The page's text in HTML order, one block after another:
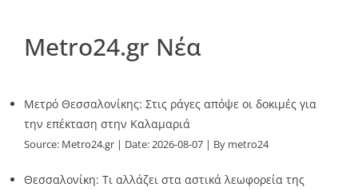
Metro24.gr Νέα
Μετρό Θεσσαλονίκης: Στις ράγες απόψε οι δοκιμές για
την επέκταση στην Καλαμαριά
Source: Metro24.gr Date: 2026-08-07 By metro24
Θεσσαλονίκη: Τι αλλάζει στα αστικά λεωφορεία της